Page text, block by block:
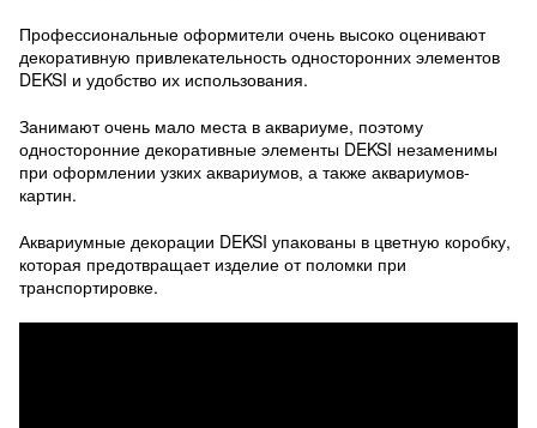
Профессиональные оформители очень высоко оценивают
декоративную привлекательность односторонних элементов
DEKSI и удобство их использования.
Занимают очень мало места в аквариуме, поэтому
односторонние декоративные элементы DEKSI незаменимы
при оформлении узких аквариумов, а также аквариумов-
картин.
Аквариумные декорации DEKSI упакованы в цветную коробку,
которая предотвращает изделие от поломки при
транспортировке.